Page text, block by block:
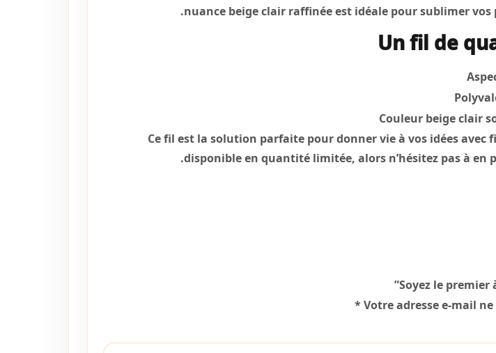
nuance beige clair raffinée est idéale pour sublimer
Un fil de
Couleur beige clair
Ce fil est la solution parfaite pour donner vie à vos idées
disponible en quantité limitée, alors n’hésitez pas à
Soyez le premier
Votre adresse e-mail
*